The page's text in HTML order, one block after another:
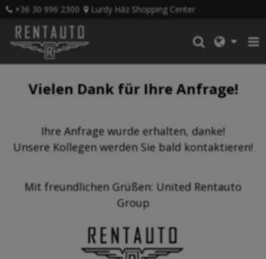
+36 30 996 2300 Lurdy Ház Shopping Center
Vielen Dank für Ihre Anfrage!
Ihre Anfrage wurde erhalten, danke!
Unsere Kollegen werden Sie bald kontaktieren!
Mit freundlichen Grüßen: United Rentauto
Group